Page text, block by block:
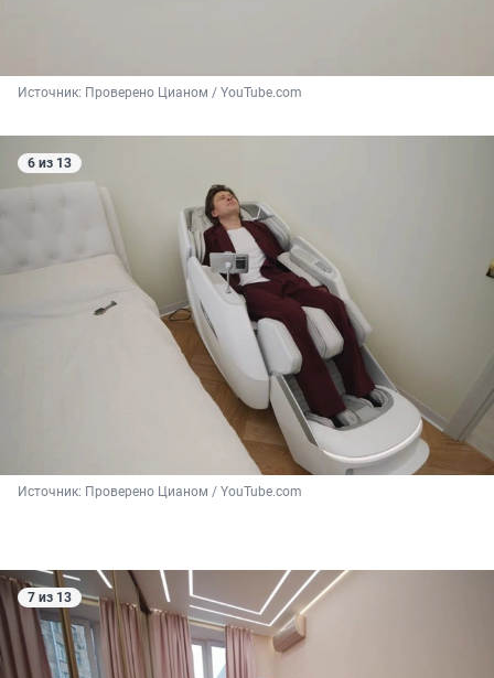
Источник: Проверено Цианом / YouTube.com
6 из 13
Источник: Проверено Цианом / YouTube.com
7 из 13